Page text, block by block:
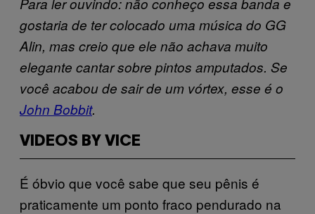
gostaria de ter colocado uma música do GG
Alin, mas creio que ele não achava muito
elegante cantar sobre pintos amputados. Se
você acabou de sair de um vórtex, esse é o
John Bobbit.
VIDEOS BY VICE
É óbvio que você sabe que seu pênis é
praticamente um ponto fraco pendurado na